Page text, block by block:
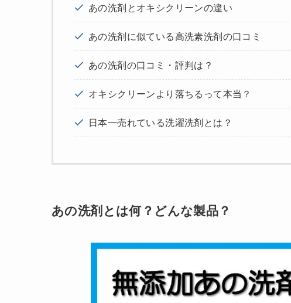
あの洗剤とオキシクリーンの違い
あの洗剤に似ている高洗素洗剤の口コミ
あの洗剤の口コミ・評判は？
オキシクリーンより落ちるって本当？
日本一売れている洗濯洗剤とは？
あの洗剤とは何？どんな製品？